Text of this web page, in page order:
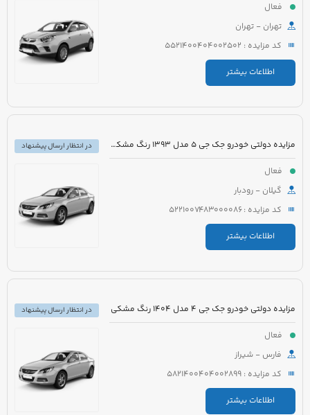
فعال
تهران - تهران
کد مزایده : 5521400404002502
اطلاعات بیشتر
مزایده دولتی خودرو جک جی 5 مدل 1393 رنگ مشکی متالیک
فعال
گیلان - رودبار
کد مزایده : 5221007483000086
اطلاعات بیشتر
در انتظار ارسال پیشنهاد
مزایده دولتی خودرو جک جی 4 مدل 1404 رنگ مشکی
فعال
فارس - شیراز
کد مزایده : 5821400404002899
اطلاعات بیشتر
در انتظار ارسال پیشنهاد